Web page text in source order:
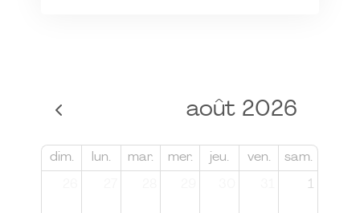
août 2026
dim. lun. mar. mer. jeu. ven. sam.
1